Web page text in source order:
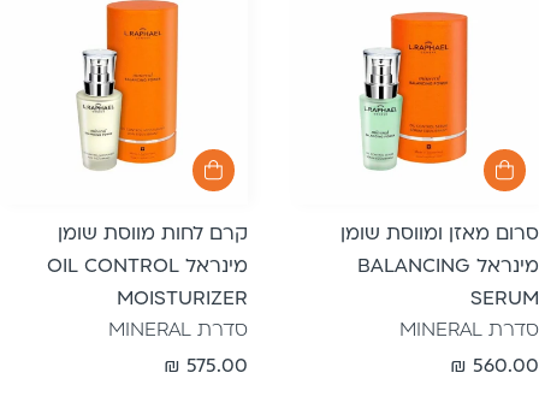
סרום מאזן ומווסת שומן
מינראל BALANCING
SERUM
סדרת MINERAL
מחיר
560.00 ₪
קרם לחות מווסת שומן
מינראל OIL CONTROL
MOISTURIZER
סדרת MINERAL
מחיר
575.00 ₪